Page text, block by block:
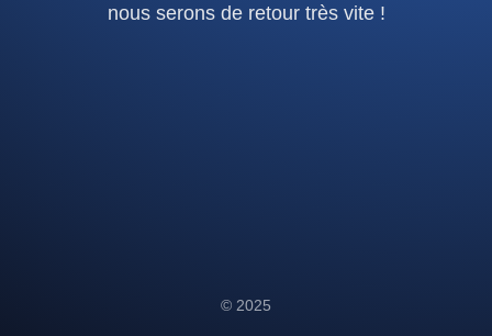
nous serons de retour très vite !
© 2025